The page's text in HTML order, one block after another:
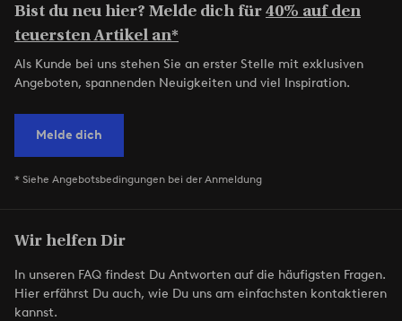
Bist du neu hier? Melde dich für40% auf den
teuersten Artikel an*
Als Kunde bei uns stehen Sie an erster Stelle mit exklusiven
Angeboten, spannenden Neuigkeiten und viel Inspiration.
Melde dich
* Siehe Angebotsbedingungen bei der Anmeldung
Wir helfen Dir
In unseren FAQ findest Du Antworten auf die häufigsten Fragen.
Hier erfährst Du auch, wie Du uns am einfachsten kontaktieren
kannst.